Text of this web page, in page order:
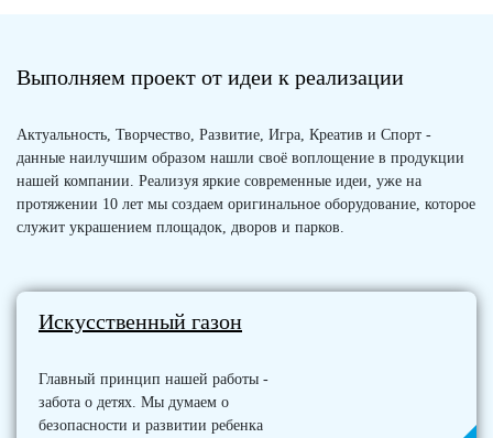
Выполняем проект от идеи к реализации
Актуальность, Творчество, Развитие, Игра, Креатив и Спорт -
данные наилучшим образом нашли своё воплощение в продукции
нашей компании. Реализуя яркие современные идеи, уже на
протяжении 10 лет мы создаем оригинальное оборудование, которое
служит украшением площадок, дворов и парков.
Искусственный газон
Главный принцип нашей работы -
забота о детях. Мы думаем о
безопасности и развитии ребенка